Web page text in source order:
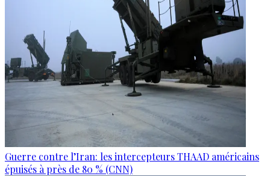
Guerre contre l’Iran: les intercepteurs THAAD américains
épuisés à près de 80 % (CNN)